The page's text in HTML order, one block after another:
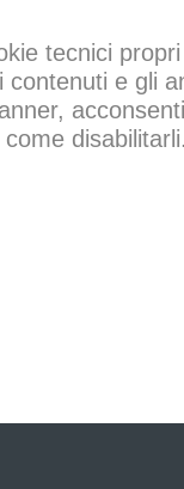
tecnici
contenuti e gli